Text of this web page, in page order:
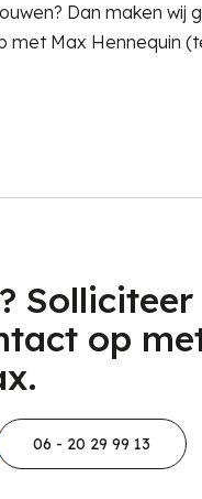
Dan maken wij
Max Hennequin
op
06 - 20 29 99 13